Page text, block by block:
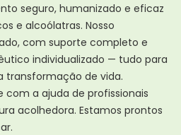
seguro, humanizado e eficaz
e alcoólatras. Nosso
com suporte completo e
individualizado — tudo para
transformação de vida.
com a ajuda de profissionais
acolhedora. Estamos prontos